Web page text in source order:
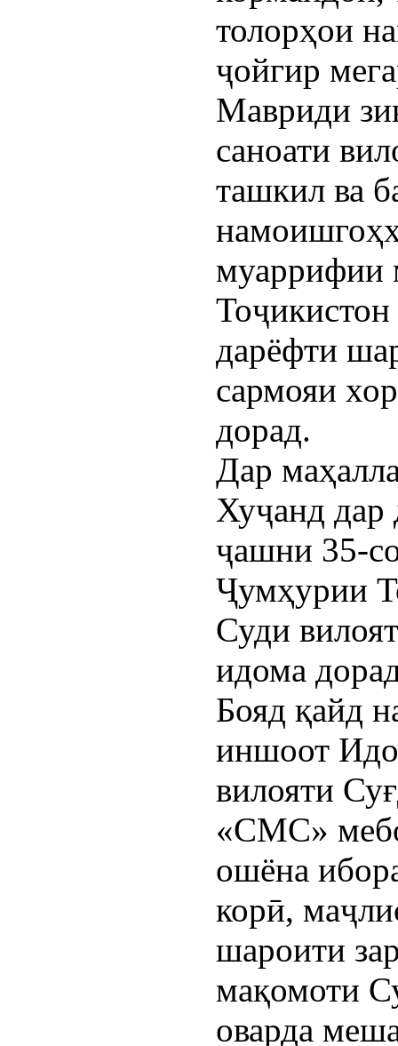
толорҳои
ҷойгир
Мавриди
саноати
ташкил ва
муаррифии
дарёфти
сармояи
дорад.
Дар
Хуҷанд дар
ҷашни 35-
Ҷумҳурии
Суди
идома
Бояд қайд
иншоот
вилояти
«СМС»
ошёна
корӣ,
шароити
мақомоти
оварда